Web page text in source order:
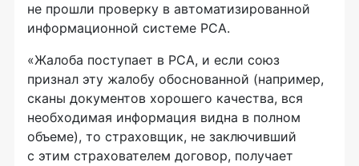
не прошли проверку в автоматизированной
информационной системе РСА.
«Жалоба поступает в РСА, и если союз
признал эту жалобу обоснованной (например,
сканы документов хорошего качества, вся
необходимая информация видна в полном
объеме), то страховщик, не заключивший
с этим страхователем договор, получает